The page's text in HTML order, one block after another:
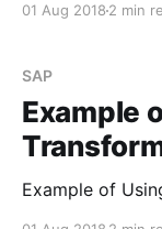
Transformation в SAP? Simple
или же
проприетарный
01 Aug 2018 2 min
SAP
Example
Example of